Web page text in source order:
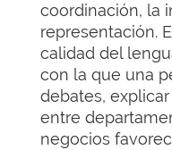
coordinación, la
representación.
calidad del
con la que una
debates,
entre
negocios